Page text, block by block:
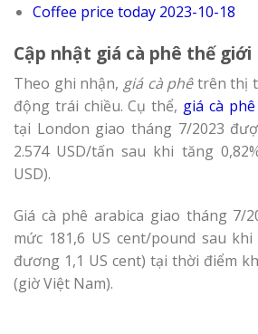
Coffee price today 2023-10-18
Cập nhật giá cà phê thế giới
Theo ghi nhận, giá cà phêtrên thị
động trái chiều. Cụ thể, giá cà
tại London giao tháng 7/2023
2.574 USD/tấn sau khi tăng
USD).
Giá cà phê arabica giao tháng 7/
mức 181,6 US cent/pound sau
đương 1,1 US cent) tại thời điểm
(giờ Việt Nam).